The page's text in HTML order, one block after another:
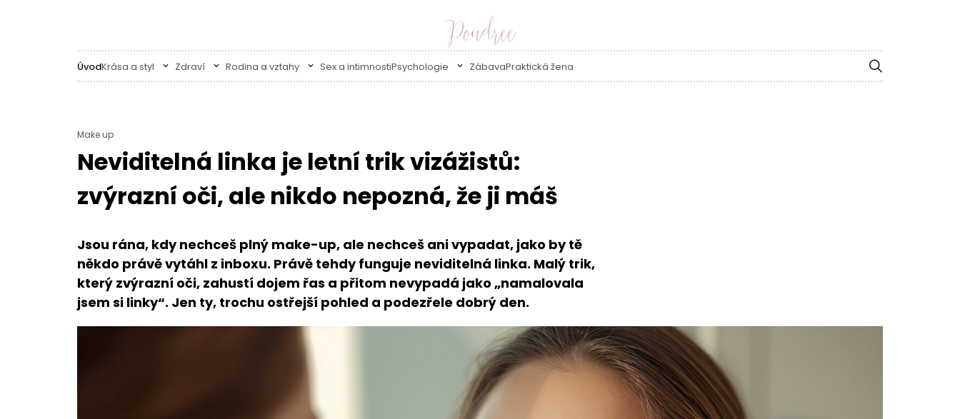
ÚvodKrása a styl Zdraví Rodina a vztahy Sex a intimnostiPsychologie ZábavaPraktická žena
Make up
Neviditelná linka je letní trik vizážistů:
zvýrazní oči, ale nikdo nepozná, že ji máš
Jsou rána, kdy nechceš plný make-up, ale nechceš ani vypadat, jako by tě
někdo právě vytáhl z inboxu. Právě tehdy funguje neviditelná linka. Malý trik,
který zvýrazní oči, zahustí dojem řas a přitom nevypadá jako „namalovala
jsem si linky“. Jen ty, trochu ostřejší pohled a podezřele dobrý den.